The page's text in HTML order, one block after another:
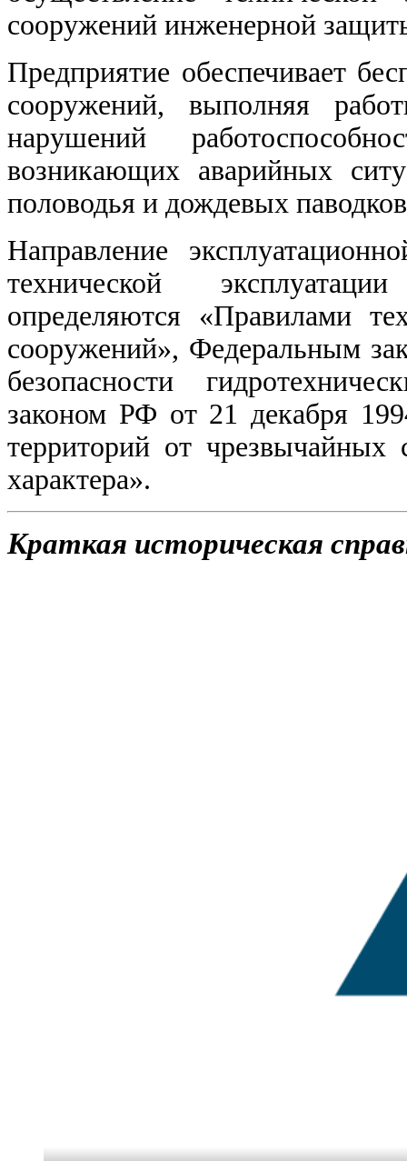
сооружений инженерной
Предприятие обеспечивает
сооружений, выполняя
нарушений
возникающих аварийных
половодья и дождевых
Направление
технической
определяются «Правилами
сооружений», Федеральным
безопасности
законом РФ от 21 декабря
территорий от чрезвычайных
характера».
Краткая историческая